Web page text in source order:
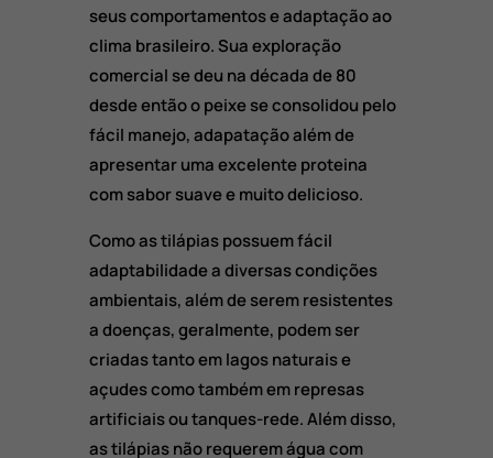
seus comportamentos e adaptação ao
clima brasileiro. Sua exploração
comercial se deu na década de 80
desde então o peixe se consolidou pelo
fácil manejo, adapatação além de
apresentar uma excelente proteina
com sabor suave e muito delicioso.
Como as tilápias possuem fácil
adaptabilidade a diversas condições
ambientais, além de serem resistentes
a doenças, geralmente, podem ser
criadas tanto em lagos naturais e
açudes como também em represas
artificiais ou tanques-rede. Além disso,
as tilápias não requerem água com